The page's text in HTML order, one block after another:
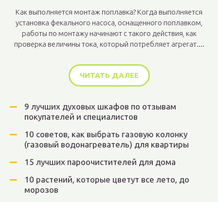
Как выполняется монтаж поплавка? Когда выполняется
установка фекального насоса, оснащенного поплавком,
работы по монтажу начинают с такого действия, как
проверка величины тока, который потребляет агрегат....
ЧИТАТЬ ДАЛЕЕ
9 лучших духовых шкафов по отзывам
покупателей и специалистов
10 советов, как выбрать газовую колонку
(газовый водонагреватель) для квартиры
15 лучших пароочистителей для дома
10 растений, которые цветут все лето, до
морозов